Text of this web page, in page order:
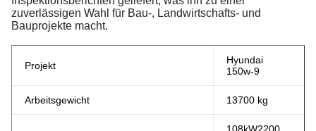
zuverlässigen Wahl für Bau-, Landwirtschafts- und
Bauprojekte macht.
Projekt
Hyundai
150w-9
Arbeitsgewicht 13700 kg